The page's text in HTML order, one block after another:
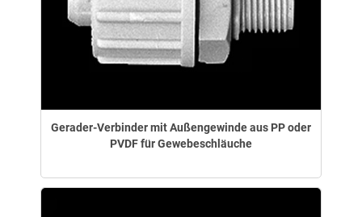
Gerader-Verbinder mit Außengewinde aus PP oder
PVDF für Gewebeschläuche